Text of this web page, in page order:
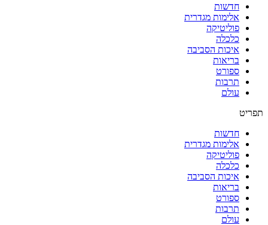
חדשות
אלימות מגדרית
פוליטיקה
כלכלה
איכות הסביבה
בריאות
ספורט
תרבות
עולם
תפריט
חדשות
אלימות מגדרית
פוליטיקה
כלכלה
איכות הסביבה
בריאות
ספורט
תרבות
עולם